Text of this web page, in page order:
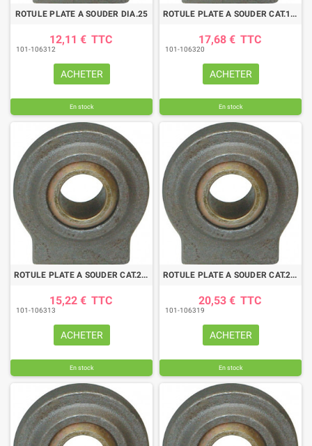
ROTULE PLATE A SOUDER DIA.25
12,11 € TTC
101-106312
ACHETER
En stock
ROTULE PLATE A SOUDER CAT.1/2 22-28
17,68 € TTC
101-106320
ACHETER
En stock
ROTULE PLATE A SOUDER CAT.2 DIA.28
15,22 € TTC
101-106313
ACHETER
En stock
ROTULE PLATE A SOUDER CAT.2 DIA.28
20,53 € TTC
101-106319
ACHETER
En stock